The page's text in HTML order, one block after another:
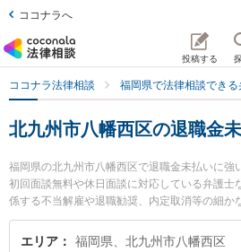
ココナラへ
投稿する
ココナラ法律相談 福岡県で法律相談できる
北九州市八幡西区の退職金
福岡県の北九州市八幡西区で退職金未払いに強
初回面談無料や休日面談に対応している弁護士
係する不当解雇や退職勧奨、内定取消等の細か
便利です。特におばら総合法律事務所の小原
所の堀尾 雅光弁護士、藤井綜合法律事務所の
エリア 福岡県、北九州市八幡西区